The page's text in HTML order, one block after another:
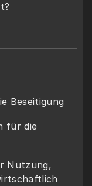
Beseitigung
für die
Nutzung,